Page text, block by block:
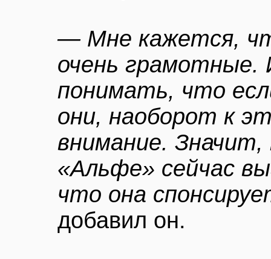
— Мне кажется,
очень грамотные.
понимать, что
они, наоборот к
внимание. Значит,
«Альфе» сейчас
что она
добавил он.